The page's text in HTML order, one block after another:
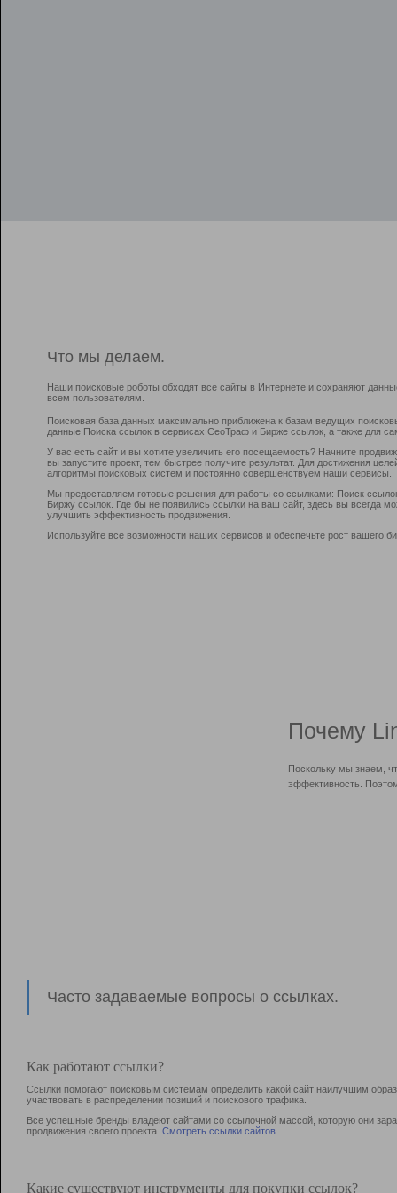
Что мы делаем.
Наши поисковые роботы обходят все сайты в Интернете и сохраняют
всем пользователям.
Поисковая база данных максимально приближена к базам ведущих
данные Поиска ссылок в сервисах СеоТраф и Бирже ссылок, а также для
У вас есть сайт и вы хотите увеличить его посещаемость? Начните
вы запустите проект, тем быстрее получите результат. Для достижения
алгоритмы поисковых систем и постоянно совершенствуем наши сервисы.
Мы предоставляем готовые решения для работы со ссылками: Поиск
Биржу ссылок. Где бы не появились ссылки на ваш сайт, здесь вы всегда
улучшить эффективность продвижения.
Используйте все возможности наших сервисов и обеспечьте рост вашего
Почему
Поскольку мы знаем,
эффективность.
Часто задаваемые вопросы о ссылках.
Как работают ссылки?
Ссылки помогают поисковым системам определить какой сайт наилучшим
участвовать в раcпределении позиций и поискового трафика.
Все успешные бренды владеют сайтами со ссылочной массой, которую они
продвижения своего проекта. Смотреть ссылки сайтов
Какие существуют инструменты для покупки ссылок?